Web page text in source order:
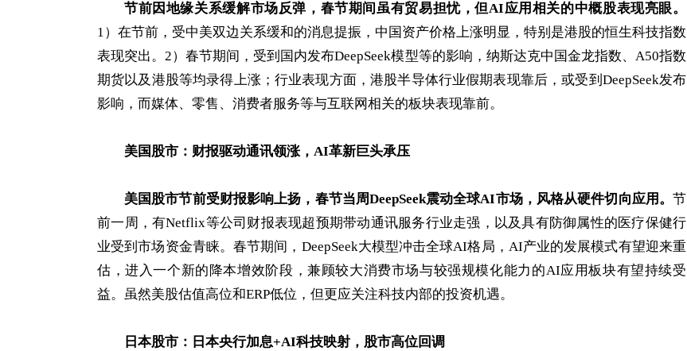
节前因地缘关系缓解市场反弹，春节期间虽有贸易担忧，但AI应用相关的中概股表现亮眼。
1）在节前，受中美双边关系缓和的消息提振，中国资产价格上涨明显，特别是港股的恒生科技指数
表现突出。2）春节期间，受到国内发布DeepSeek模型等的影响，纳斯达克中国金龙指数、A50指数
期货以及港股等均录得上涨；行业表现方面，港股半导体行业假期表现靠后，或受到DeepSeek发布
影响，而媒体、零售、消费者服务等与互联网相关的板块表现靠前。
美国股市：财报驱动通讯领涨，AI革新巨头承压
美国股市节前受财报影响上扬，春节当周DeepSeek震动全球AI市场，风格从硬件切向应用。 节
前一周，有Netflix等公司财报表现超预期带动通讯服务行业走强，以及具有防御属性的医疗保健行
业受到市场资金青睐。春节期间，DeepSeek大模型冲击全球AI格局，AI产业的发展模式有望迎来重
估，进入一个新的降本增效阶段，兼顾较大消费市场与较强规模化能力的AI应用板块有望持续受
益。虽然美股估值高位和ERP低位，但更应关注科技内部的投资机遇。
日本股市：日本央行加息+AI科技映射，股市高位回调